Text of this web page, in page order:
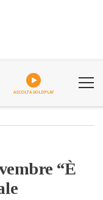
ASCOLTA GOLDPLAY
“È